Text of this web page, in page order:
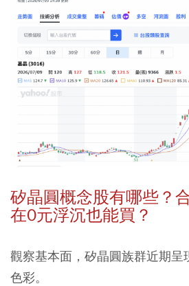
矽晶圓概念股有哪些？
在0元浮沉也能買？
觀察基本面，矽晶圓族群近期呈
色彩。